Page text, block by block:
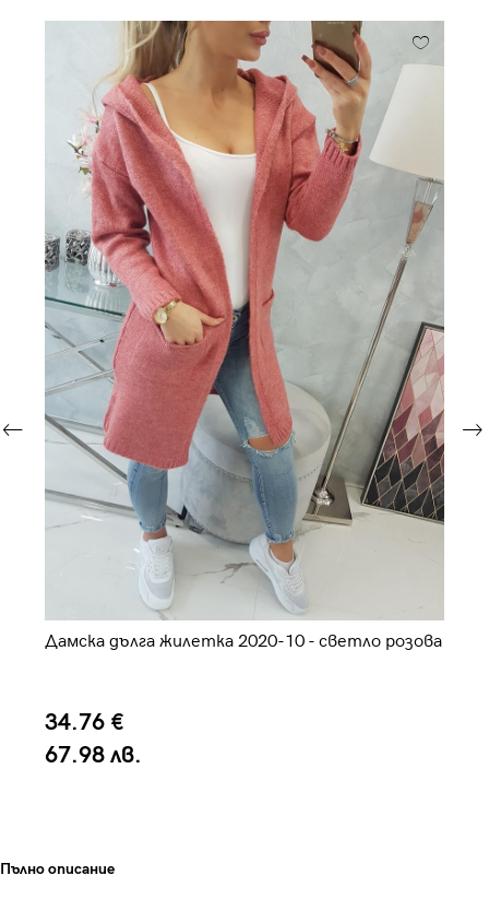
Дамска дълга жилетка 2020-10 - светло розова
34.76 €
67.98 лв.
Пълно описание